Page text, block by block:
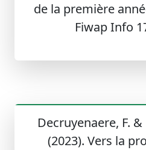
de la première
Fiwap Info
Decruyenaere, F.
(2023). Vers la